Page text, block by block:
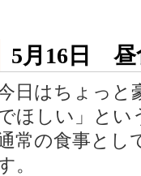
5月16日 昼
日はちょっと
ほしい」とい
常の食事とし
。